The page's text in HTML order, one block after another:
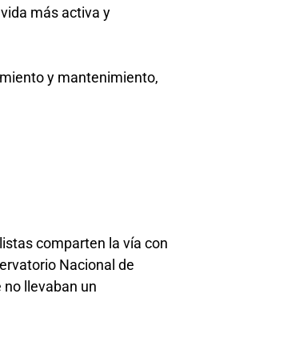
más activa y
y mantenimiento,
comparten la vía con
Nacional de
llevaban un